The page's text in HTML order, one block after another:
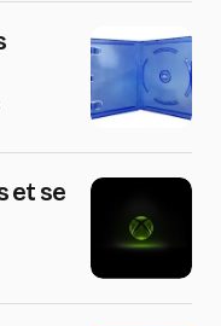
et se